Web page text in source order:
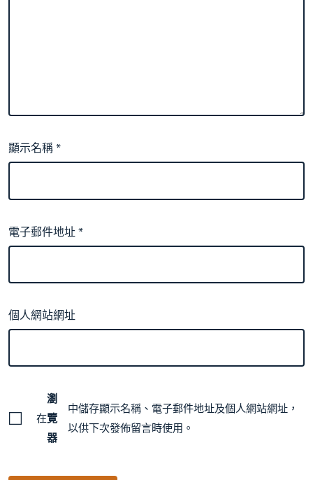
顯示名稱*
電子郵件地址*
個人網站網址
在
瀏
覽
器
中儲存顯示名稱、電子郵件地址及個人網站網址，
以供下次發佈留言時使用。